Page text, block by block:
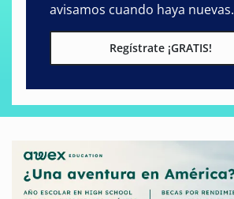
avisamos cuando haya nuevas.
Regístrate ¡GRATIS!